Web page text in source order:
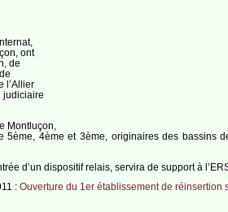
ont
de
l’Allier
judiciaire
Montluçon,
4ème et 3ème, originaires des bassins
d’un dispositif relais, servira de support à
: Ouverture du 1er établissement de réinsertion